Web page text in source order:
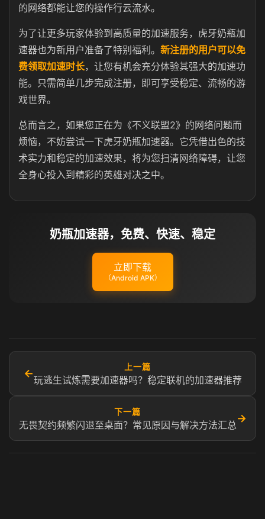
的网络都能让您的操作行云流水。
为了让更多玩家体验到高质量的加速服务，虎牙奶瓶加
速器也为新用户准备了特别福利。 新注册的用户可以免
费领取加速时长，让您有机会充分体验其强大的加速功
能。只需简单几步完成注册，即可享受稳定、流畅的游
戏世界。
总而言之，如果您正在为《不义联盟2》的网络问题而
烦恼，不妨尝试一下虎牙奶瓶加速器。它凭借出色的技
术实力和稳定的加速效果，将为您扫清网络障碍，让您
全身心投入到精彩的英雄对决之中。
奶瓶加速器，免费、快速、稳定
立即下载
（Android APK）
←
上一篇
玩逃生试炼需要加速器吗？稳定联机的加速器推荐
下一篇
无畏契约频繁闪退至桌面？常见原因与解决方法汇总
→